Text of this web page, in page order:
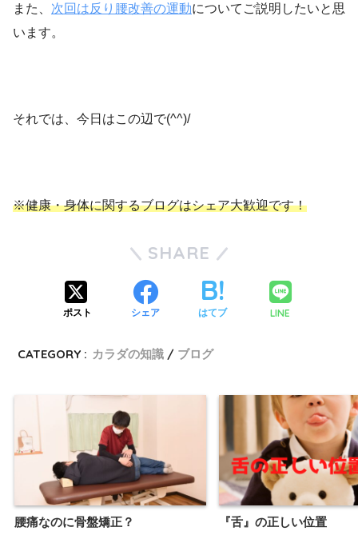
また、 次回は反り腰改善の運動についてご説明したいと思
います。
それでは、今日はこの辺で(^^)/
※健康・身体に関するブログはシェア大歓迎です！
SHARE
ポスト シェア はてブ LINE
CATEGORY : カラダの知識 ブログ
腰痛なのに骨盤矯正？ 『舌』の正しい位置